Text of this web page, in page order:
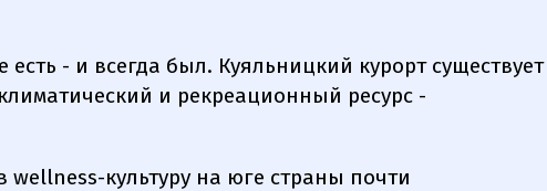
есть - и всегда был. Куяльницкий курорт существует
и рекреационный ресурс -
культуру на юге страны почти